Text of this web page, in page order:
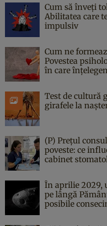
Cum să înveți
Abilitatea care
impulsiv
Cum ne
Povestea
în care
Test de cultură
girafele la
(P) Prețul
poveste: ce
cabinet
În aprilie 2029,
pe lângă
posibile